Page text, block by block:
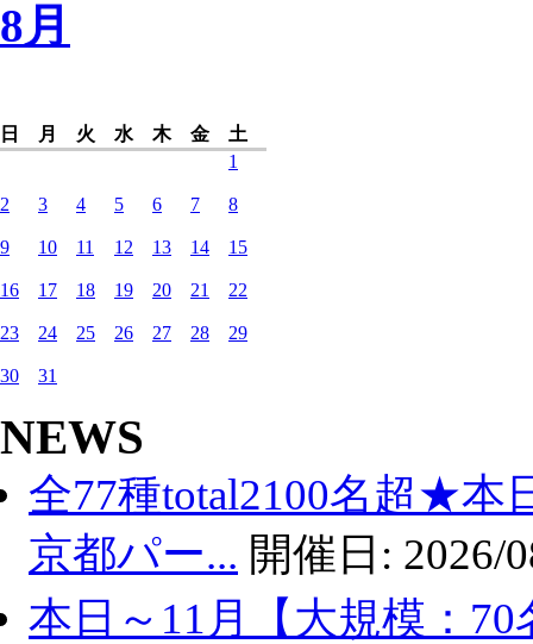
8月
日 月 火 水 木 金
土
1
2 3 4 5 6 7 8
9 10 11 12 13 14 15
16 17 18 19 20 21 22
23 24 25 26 27 28 29
30 31
NEWS
全77種total2100名超★本
京都パー... 開催日: 2026/
本日～11月【大規模：